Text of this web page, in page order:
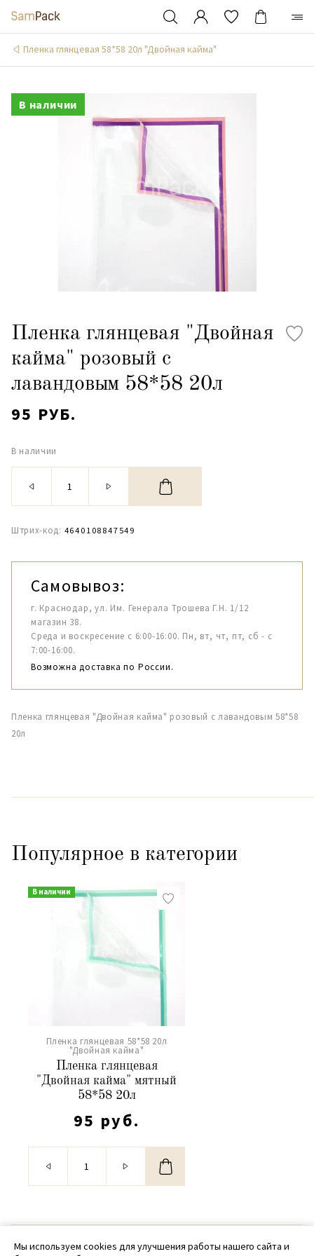
Пленка глянцевая 58*58 20л "Двойная кайма"
В наличии
Пленка глянцевая "Двойная
кайма" розовый с
лавандовым 58*58 20л
95 РУБ.
В наличии
Штрих-код: 4640108847549
Самовывоз:
г. Краснодар, ул. Им. Генерала Трошева Г.Н. 1/12
магазин 38.
Среда и воскресение с 6:00-16:00. Пн, вт, чт, пт, сб - с
7:00-16:00.
Возможна доставка по России.
Пленка глянцевая "Двойная кайма" розовый с лавандовым 58*58
20л
Популярное в категории
В наличии
Пленка глянцевая 58*58 20л
"Двойная кайма"
Пленка глянцевая
"Двойная кайма" мятный
58*58 20л
95 руб.
© 2020 - 2026 SamPack
Мы используем cookies для улучшения работы нашего сайта и